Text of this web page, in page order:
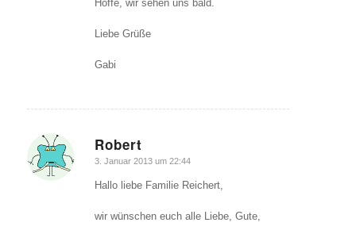
Hoffe, wir sehen uns bald.
Liebe Grüße
Gabi
Robert
sagte:
3. Januar 2013 um 22:44
Hallo liebe Familie Reichert,
wir wünschen euch alle Liebe, Gute,